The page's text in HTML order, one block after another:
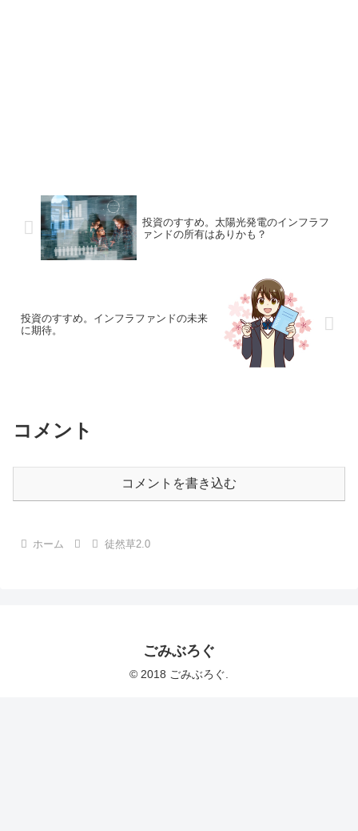
投資のすすめ。太陽光発電のインフラフ
ァンドの所有はありかも？
投資のすすめ。インフラファンドの未来
に期待。
コメント
コメントを書き込む
ホーム 徒然草2.0
ごみぶろぐ
© 2018 ごみぶろぐ.